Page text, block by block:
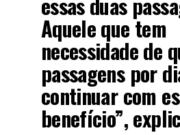
Aquele que tem
necessidade de
passagens por
continuar com
benefício”,